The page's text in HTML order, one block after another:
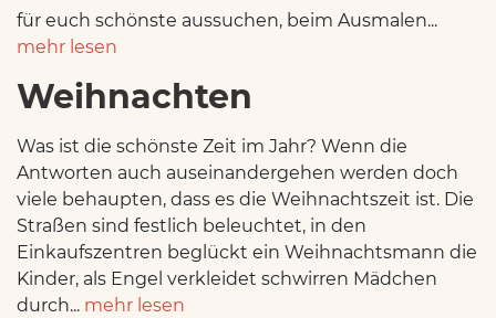
für euch schönste aussuchen, beim Ausmalen...
mehr lesen
Weihnachten
Was ist die schönste Zeit im Jahr? Wenn die
Antworten auch auseinandergehen werden doch
viele behaupten, dass es die Weihnachtszeit ist. Die
Straßen sind festlich beleuchtet, in den
Einkaufszentren beglückt ein Weihnachtsmann die
Kinder, als Engel verkleidet schwirren Mädchen
durch... mehr lesen